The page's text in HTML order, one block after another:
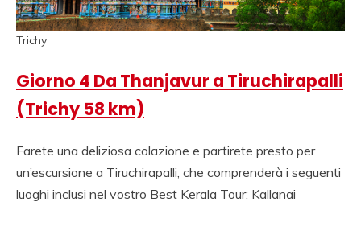
Trichy
Giorno 4 Da Thanjavur a Tiruchirapalli
(Trichy 58 km)
Farete una deliziosa colazione e partirete presto per
un’escursione a Tiruchirapalli, che comprenderà i seguenti
luoghi inclusi nel vostro Best Kerala Tour: Kallanai